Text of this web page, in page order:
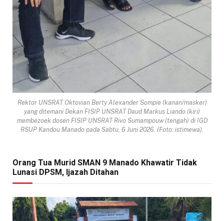
Rektor UNSRAT Oktovian Berty Alexander Sompie (kanan/masker)
yang ditemani Dekan FISIP UNSRAT Daud Markus Liando (kiri)
membezoek dosen FISIP UNSRAT Rivo Sumampouw (tengah) di IGD
RSUP Kandou Manado pada Sabtu, 6 Juni 2026. (Foto: istimewa).
Orang Tua Murid SMAN 9 Manado Khawatir Tidak
Lunasi DPSM, Ijazah Ditahan